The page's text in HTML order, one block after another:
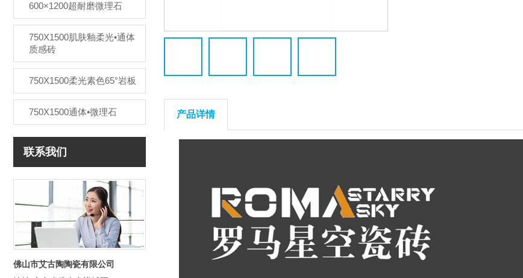
600×1200超耐磨微理石
750X1500肌肤釉柔光•通体
质感砖
750X1500柔光素色65°岩板
750X1500通体•微理石
联系我们
佛山市艾古陶陶瓷有限公司
产品详情